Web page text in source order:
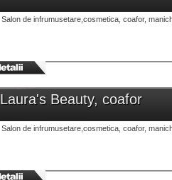
Salon de infrumusetare,cosmetica, coafor,
Laura's Beauty, coafor
Salon de infrumusetare,cosmetica, coafor,